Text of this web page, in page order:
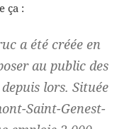
ça :
a été créée en
au public des
lors. Située
Saint-Genest-